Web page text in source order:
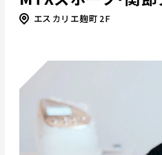
エスカリエ麹町2F